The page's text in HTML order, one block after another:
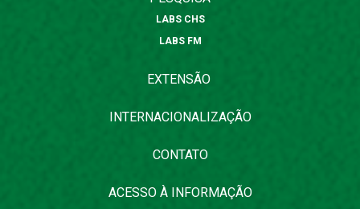
LABS CHS
LABS FM
EXTENSÃO
INTERNACIONALIZAÇÃO
CONTATO
ACESSO À INFORMAÇÃO